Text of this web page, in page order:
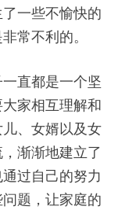
一些不愉快的
常不利的。
直都是一个坚
家相互理解和
、女婿以及女
渐渐地建立了
过自己的努力
题，让家庭的